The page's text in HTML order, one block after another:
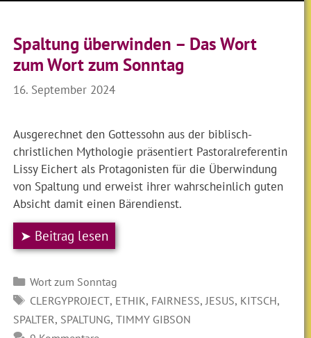
Spaltung überwinden – Das Wort
zum Wort zum Sonntag
16. September 2024
Ausgerechnet den Gottessohn aus der biblisch-
christlichen Mythologie präsentiert Pastoralreferentin
Lissy Eichert als Protagonisten für die Überwindung
von Spaltung und erweist ihrer wahrscheinlich guten
Absicht damit einen Bärendienst.
➤ Beitrag lesen
Kategorien
Wort zum Sonntag
SCHLAGWÖRTER
CLERGYPROJECT, ETHIK, FAIRNESS,JESUS, KITSCH,
SPALTER, SPALTUNG,TIMMY GIBSON